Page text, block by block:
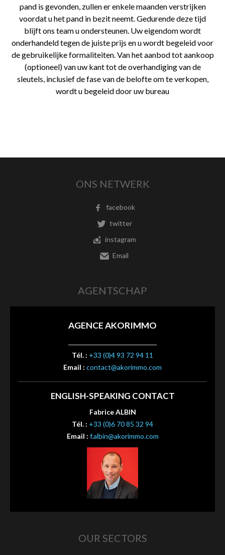
pand is gevonden, zullen er enkele maanden verstrijken
voordat u het pand in bezit neemt. Gedurende deze tijd
blijft ons team u ondersteunen. Uw eigendom wordt
onderhandeld tegen de juiste prijs en u wordt begeleid voor
de gebruikelijke formaliteiten. Van het aanbod tot aankoop
(optioneel) van uw kant tot de overhandiging van de
sleutels, inclusief de fase van de belofte om te verkopen,
wordt u begeleid door uw bureau
ONS NETWERK
facebook
twitter
instagram
Email
AGENTSCHAP
AGENCE AKORIMMO
Tél. : +33 (0)4 93 72 94 11
Email : contact@akorimmo.com
ENGLISH-SPEAKING CONTACT
Fabrice ALBIN
Tél. : +33 (0)6 70 85 32 94
Email : f.albin@akorimmo.com
OUR SECTORS